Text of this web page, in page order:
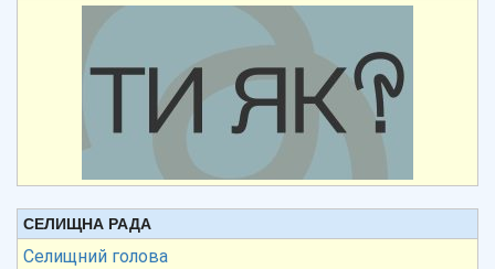
СЕЛИЩНА РАДА
Селищний голова